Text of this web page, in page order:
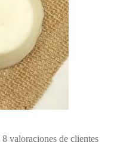
8 valoraciones de clientes